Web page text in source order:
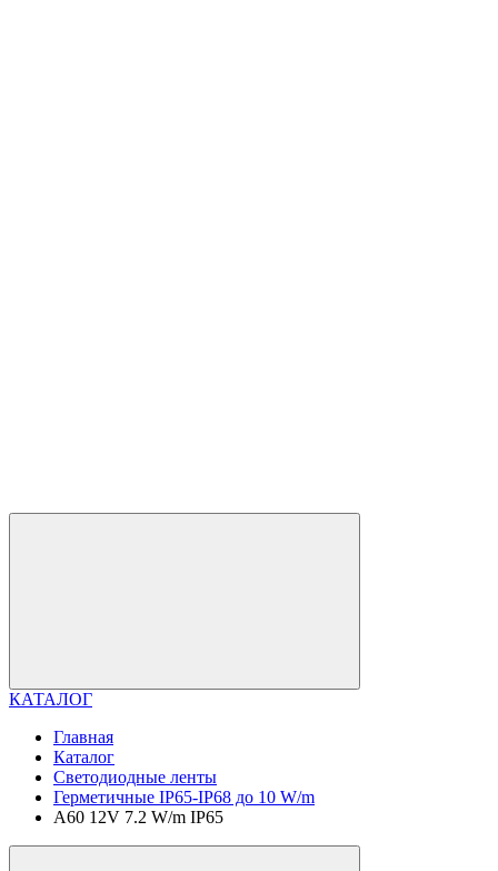
КАТАЛОГ
Главная
Каталог
Светодиодные ленты
Герметичные IP65-IP68 до 10 W/m
A60 12V 7.2 W/m IP65